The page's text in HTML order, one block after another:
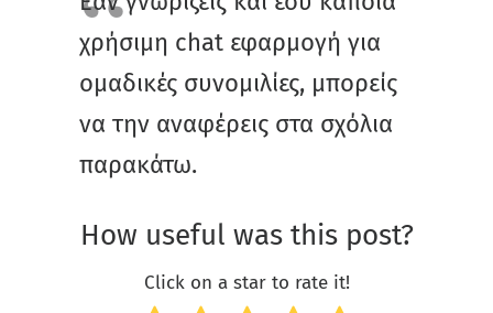
χρήσιμη chat εφαρμογή για
ομαδικές συνομιλίες, μπορείς
να την αναφέρεις στα σχόλια
παρακάτω.
How useful was this post?
Click on a star to rate it!